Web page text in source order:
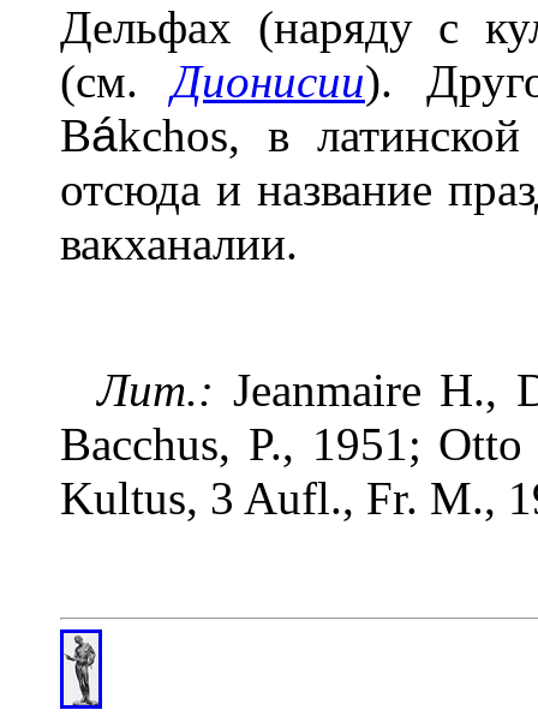
Дельфах (наряду с
(см.Дионисии).
Bákchos, в
отсюда и название
вакханалии.
Лит.: Jeanmaire Н.,
Bacchus, P., 1951;
Kultus, 3 Aufl., Fr. M.,